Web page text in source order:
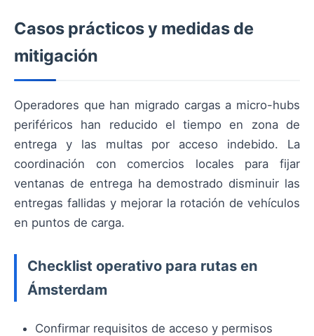
Casos prácticos y medidas de
mitigación
Operadores que han migrado cargas a micro-hubs
periféricos han reducido el tiempo en zona de
entrega y las multas por acceso indebido. La
coordinación con comercios locales para fijar
ventanas de entrega ha demostrado disminuir las
entregas fallidas y mejorar la rotación de vehículos
en puntos de carga.
Checklist operativo para rutas en
Ámsterdam
Confirmar requisitos de acceso y permisos